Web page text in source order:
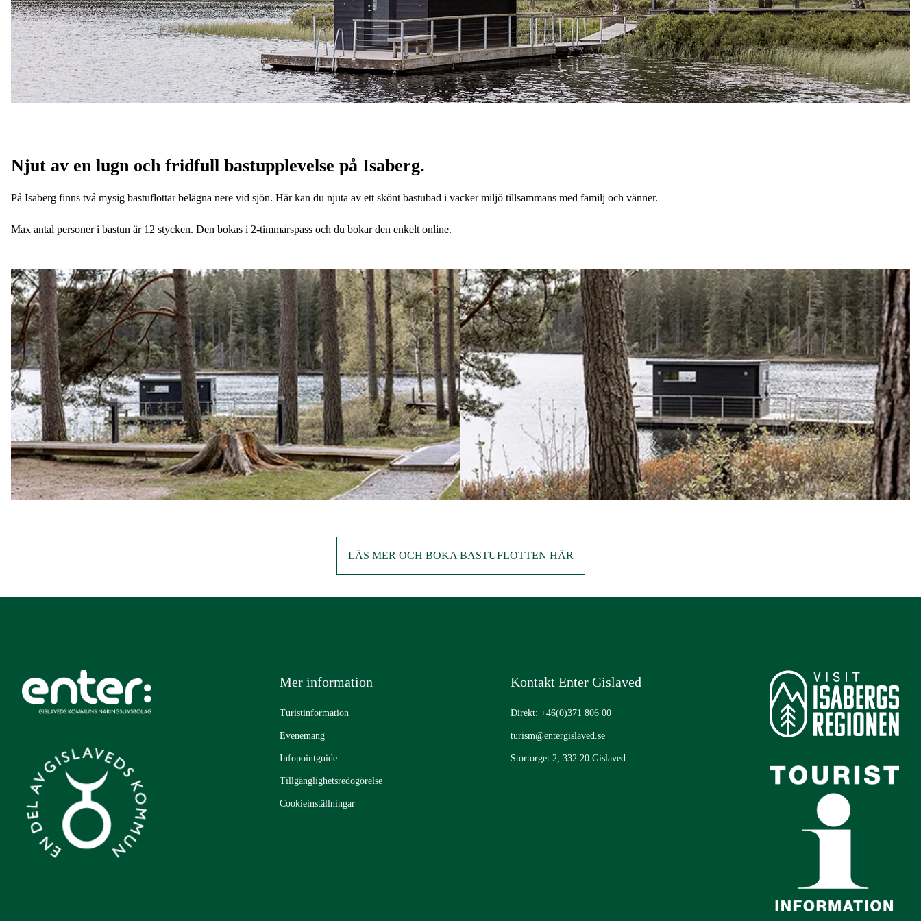
Njut av en lugn och fridfull bastupplevelse på Isaberg.
På Isaberg finns två mysig bastuflottar belägna nere vid sjön. Här kan du njuta av ett skönt bastubad i vacker miljö tillsammans med familj och vänner.
Max antal personer i bastun är 12 stycken. Den bokas i 2-timmarspass och du bokar den enkelt online.
LÄS MER OCH BOKA BASTUFLOTTEN HÄR
Mer information
Turistinformation
Evenemang
Infopointguide
Tillgänglighetsredogörelse
Cookieinställningar
Kontakt Enter Gislaved
Direkt: +46(0)371 806 00
turism@entergislaved.se
Stortorget 2, 332 20 Gislaved